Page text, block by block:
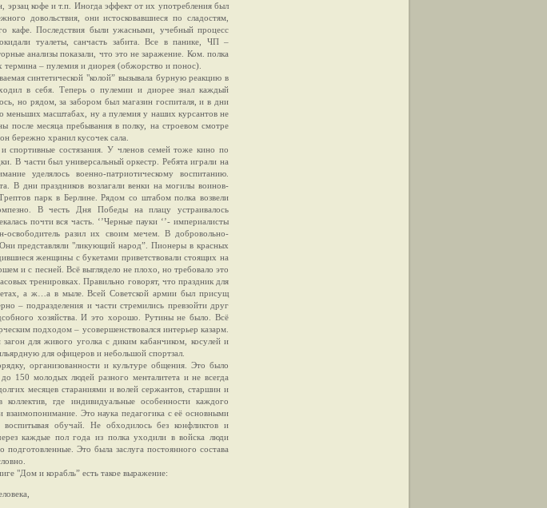
эрзац кофе и т.п. Иногда эффект от их употребления был
довольствия, они истосковавшиеся по сладостям,
кафе. Последствия были ужасными, учебный процесс
туалеты, санчасть забита. Все в панике, ЧП –
анализы показали, что это не заражение. Ком. полка
термина – пулемия и диорея (обжорство и понос).
синтетической "колой” вызывала бурную реакцию в
в себя. Теперь о пулемии и диорее знал каждый
но рядом, за забором был магазин госпиталя, и в дни
меньших масштабах, ну а пулемия у наших курсантов не
после месяца пребывания в полку, на строевом смотре
бережно хранил кусочек сала.
спортивные состязания. У членов семей тоже кино по
В части был универсальный оркестр. Ребята играли на
уделялось военно-патриотическому воспитанию.
В дни праздников возлагали венки на могилы воинов-
парк в Берлине. Рядом со штабом полка возвели
В честь Дня Победы на плацу устраивалось
почти вся часть. ‘’Черные пауки ‘’- империалисты
освободитель разил их своим мечем. В добровольно-
представляли "ликующий народ”. Пионеры в красных
женщины с букетами приветствовали стоящих на
и с песней. Всё выглядело не плохо, но требовало это
тренировках. Правильно говорят, что праздник для
а ж…а в мыле. Всей Советской армии был присущ
– подразделения и части стремились превзойти друг
хозяйства. И это хорошо. Рутины не было. Всё
подходом – усовершенствовался интерьер казарм.
для живого уголка с диким кабанчиком, косулей и
для офицеров и небольшой спортзал.
организованности и культуре общения. Это было
150 молодых людей разного менталитета и не всегда
месяцев стараниями и волей сержантов, старшин и
где индивидуальные особенности каждого
Это наука педагогика с её основными
обучай. Не обходилось без конфликтов и
каждые пол года из полка уходили в войска люди
Это была заслуга постоянного состава
"Дом и корабль” есть такое выражение: